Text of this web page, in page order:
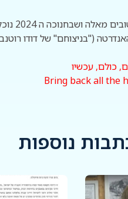
נקווה שנדע
("בניצוחם" של דודו
כולם, עכשיו
Bring back all the
נוספות